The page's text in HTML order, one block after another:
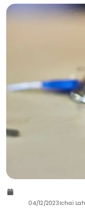
04/12/2023Ichaï